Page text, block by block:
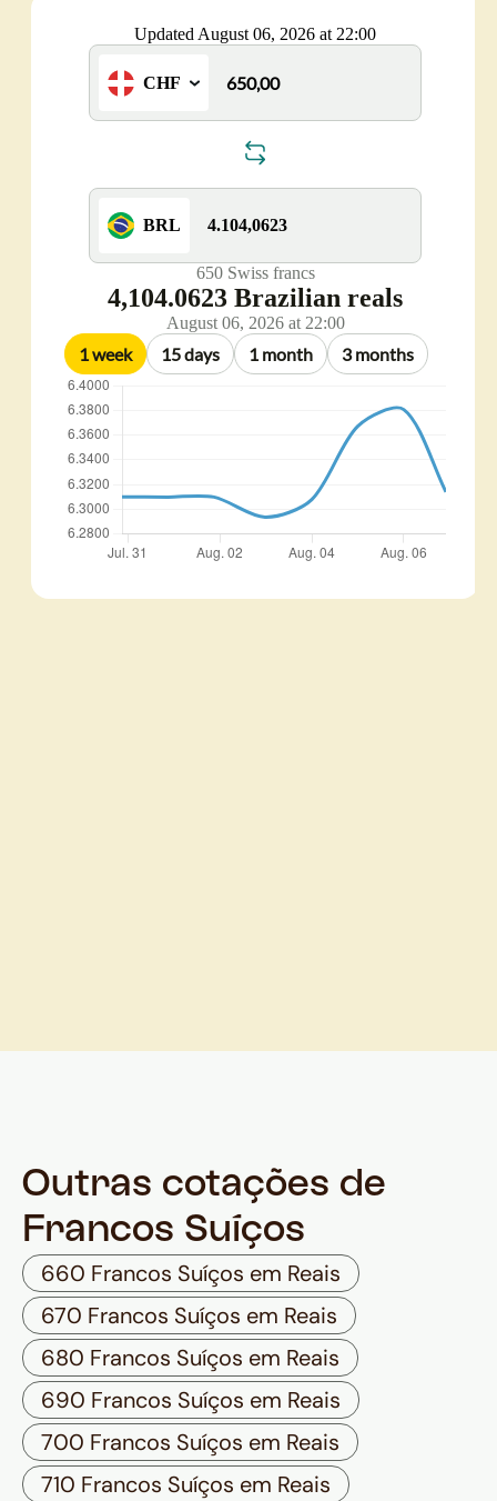
Outras cotações de
Francos Suíços
660 Francos Suíços em Reais
670 Francos Suíços em Reais
680 Francos Suíços em Reais
690 Francos Suíços em Reais
700 Francos Suíços em Reais
710 Francos Suíços em Reais